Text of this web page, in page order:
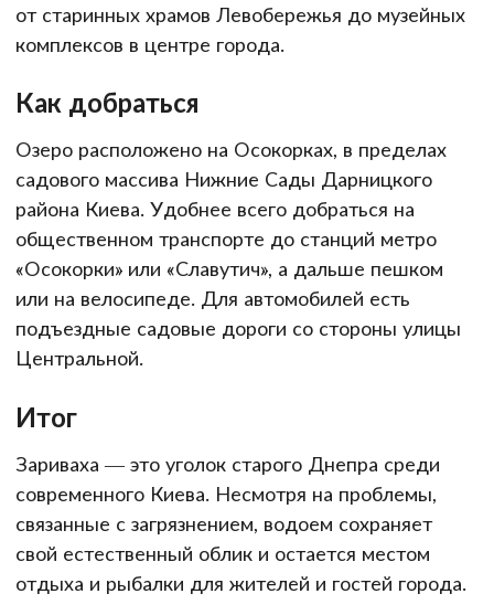
от старинных храмов Левобережья до музейных
комплексов в центре города.
Как добраться
Озеро расположено на Осокорках, в пределах
садового массива Нижние Сады Дарницкого
района Киева. Удобнее всего добраться на
общественном транспорте до станций метро
«Осокорки» или «Славутич», а дальше пешком
или на велосипеде. Для автомобилей есть
подъездные садовые дороги со стороны улицы
Центральной.
Итог
Зариваха — это уголок старого Днепра среди
современного Киева. Несмотря на проблемы,
связанные с загрязнением, водоем сохраняет
свой естественный облик и остается местом
отдыха и рыбалки для жителей и гостей города.